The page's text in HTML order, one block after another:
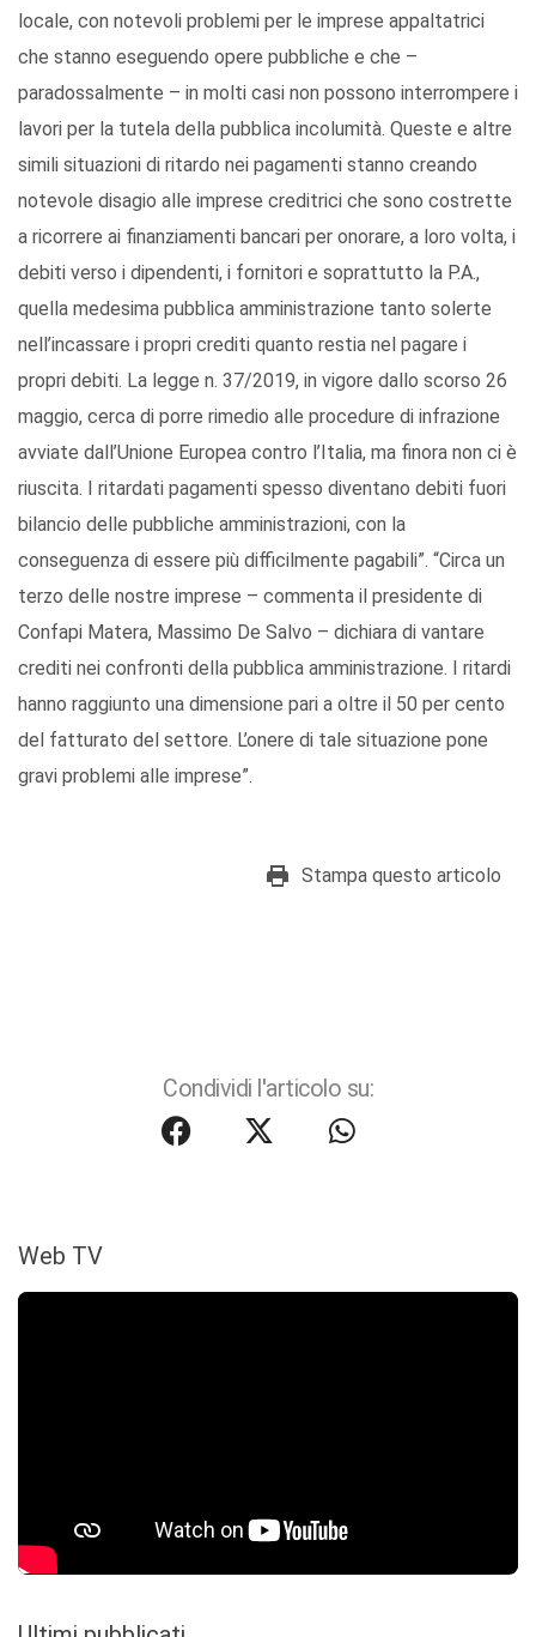
locale, con notevoli problemi per le imprese appaltatrici
che stanno eseguendo opere pubbliche e che –
paradossalmente – in molti casi non possono interrompere i
lavori per la tutela della pubblica incolumità. Queste e altre
simili situazioni di ritardo nei pagamenti stanno creando
notevole disagio alle imprese creditrici che sono costrette
a ricorrere ai finanziamenti bancari per onorare, a loro volta, i
debiti verso i dipendenti, i fornitori e soprattutto la P.A.,
quella medesima pubblica amministrazione tanto solerte
nell’incassare i propri crediti quanto restia nel pagare i
propri debiti. La legge n. 37/2019, in vigore dallo scorso 26
maggio, cerca di porre rimedio alle procedure di infrazione
avviate dall’Unione Europea contro l’Italia, ma finora non ci è
riuscita. I ritardati pagamenti spesso diventano debiti fuori
bilancio delle pubbliche amministrazioni, con la
conseguenza di essere più difficilmente pagabili”. “Circa un
terzo delle nostre imprese – commenta il presidente di
Confapi Matera, Massimo De Salvo – dichiara di vantare
crediti nei confronti della pubblica amministrazione. I ritardi
hanno raggiunto una dimensione pari a oltre il 50 per cento
del fatturato del settore. L’onere di tale situazione pone
gravi problemi alle imprese”.
Stampa questo articolo
Condividi l'articolo su:
Web TV